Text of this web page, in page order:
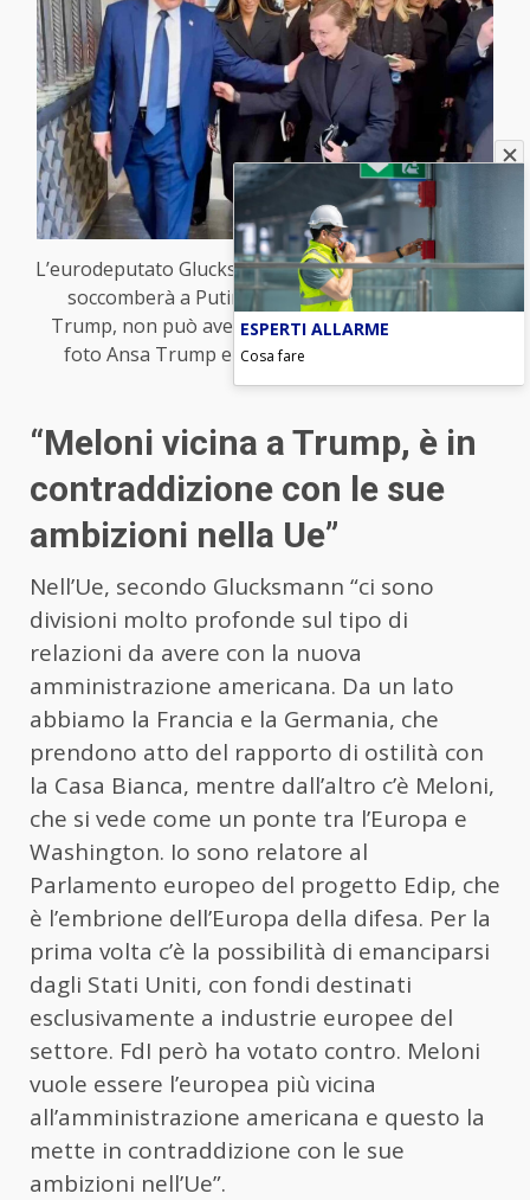
L’eurodeputato Glucksmann: “O l’Europa si riarma o
soccomberà a Putin. Meloni? Troppo vicina a
Trump, non può avere ambizioni nella Ue” (nella
foto Ansa Trump e Meloni) – Blitz Quotidiano
“Meloni vicina a Trump, è in
contraddizione con le sue
ambizioni nella Ue”
Nell’Ue, secondo Glucksmann “ci sono
divisioni molto profonde sul tipo di
relazioni da avere con la nuova
amministrazione americana. Da un lato
abbiamo la Francia e la Germania, che
prendono atto del rapporto di ostilità con
la Casa Bianca, mentre dall’altro c’è Meloni,
che si vede come un ponte tra l’Europa e
Washington. Io sono relatore al
Parlamento europeo del progetto Edip, che
è l’embrione dell’Europa della difesa. Per la
prima volta c’è la possibilità di emanciparsi
dagli Stati Uniti, con fondi destinati
esclusivamente a industrie europee del
settore. FdI però ha votato contro. Meloni
vuole essere l’europea più vicina
all’amministrazione americana e questo la
mette in contraddizione con le sue
ambizioni nell’Ue”.
ESPERTI ALLARME
Cosa fare